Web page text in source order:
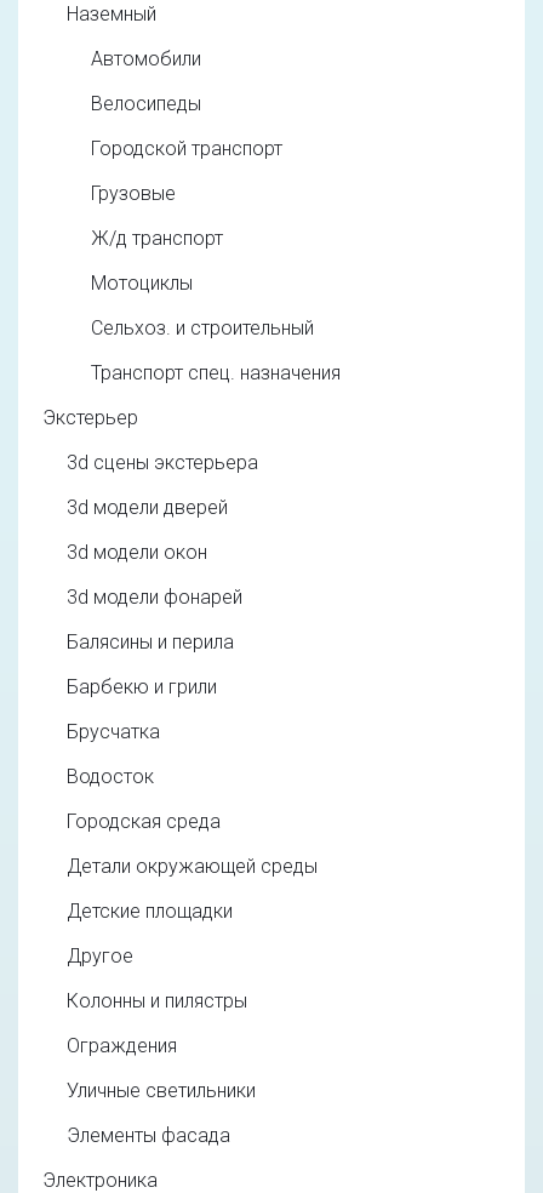
Наземный
Автомобили
Велосипеды
Городской транспорт
Грузовые
Ж/д транспорт
Мотоциклы
Сельхоз. и строительный
Транспорт спец. назначения
Экстерьер
3d cцены экстерьера
3d модели дверей
3d модели окон
3d модели фонарей
Балясины и перила
Барбекю и грили
Брусчатка
Водосток
Городская среда
Детали окружающей среды
Детские площадки
Другое
Колонны и пилястры
Ограждения
Уличные светильники
Элементы фасада
Электроника